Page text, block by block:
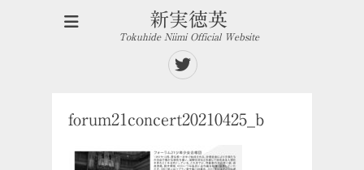
新実徳英
Tokuhide Niimi Official Website
Twitter
forum21concert20210425_b